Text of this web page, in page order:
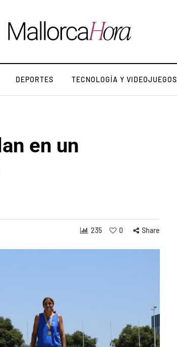
DEPORTES TECNOLOGÍA Y VIDEOJUEGOS
en un
235 0 Share